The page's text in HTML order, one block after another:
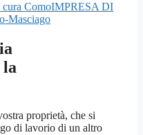
IMPRESA DI
Masciago
proprietà, che si
di lavorio di un altro